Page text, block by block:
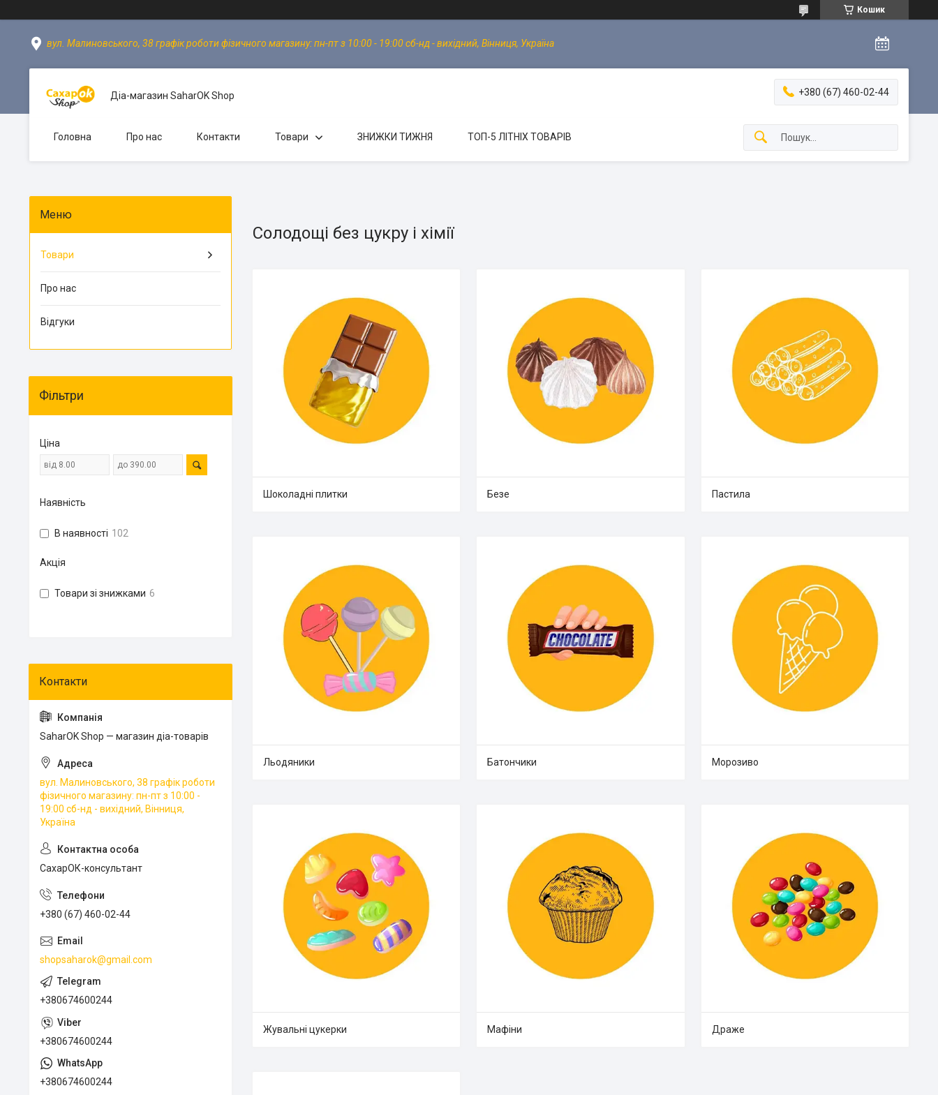
Кошик
вул. Малиновського, 38 графік роботи фізичного магазину: пн-пт з 10:00 - 19:00 сб-нд - вихідний, Вінниця, Україна
Діа-магазин SaharOK Shop +380 (67) 460-02-44
Головна Про нас Контакти Товари ЗНИЖКИ ТИЖНЯ ТОП-5 ЛІТНІХ ТОВАРІВ
Солодощі без цукру і хімії
Шоколадні плитки Безе Пастила
Льодяники Батончики Морозиво
Жувальні цукерки Мафіни Драже
Товари
Про нас
Відгуки
Фільтри
Ціна
Наявність
В наявності 102
Акція
Товари зі знижками 6
SaharOK Shop — магазин діа-товарів
вул. Малиновського, 38 графік роботи
фізичного магазину: пн-пт з 10:00 -
19:00 сб-нд - вихідний, Вінниця,
Україна
СахарОК-консультант
+380 (67) 460-02-44
shopsaharok@gmail.com
+380674600244
+380674600244
+380674600244